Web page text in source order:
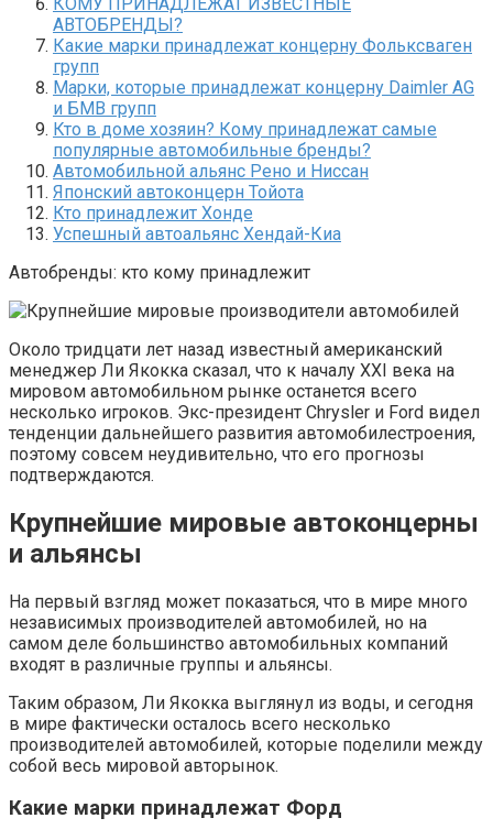
АВТОБРЕНДЫ?
Какие марки принадлежат концерну Фольксваген
групп
Марки, которые принадлежат концерну Daimler AG
и БМВ групп
Кто в доме хозяин? Кому принадлежат самые
популярные автомобильные бренды?
Автомобильной альянс Рено и Ниссан
Японский автоконцерн Тойота
Кто принадлежит Хонде
Успешный автоальянс Хендай-Киа
Автобренды: кто кому принадлежит
Около тридцати лет назад известный американский
менеджер Ли Якокка сказал, что к началу XXI века на
мировом автомобильном рынке останется всего
несколько игроков. Экс-президент Chrysler и Ford видел
тенденции дальнейшего развития автомобилестроения,
поэтому совсем неудивительно, что его прогнозы
подтверждаются.
Крупнейшие мировые автоконцерны
и альянсы
На первый взгляд может показаться, что в мире много
независимых производителей автомобилей, но на
самом деле большинство автомобильных компаний
входят в различные группы и альянсы.
Таким образом, Ли Якокка выглянул из воды, и сегодня
в мире фактически осталось всего несколько
производителей автомобилей, которые поделили между
собой весь мировой авторынок.
Какие марки принадлежат Форд